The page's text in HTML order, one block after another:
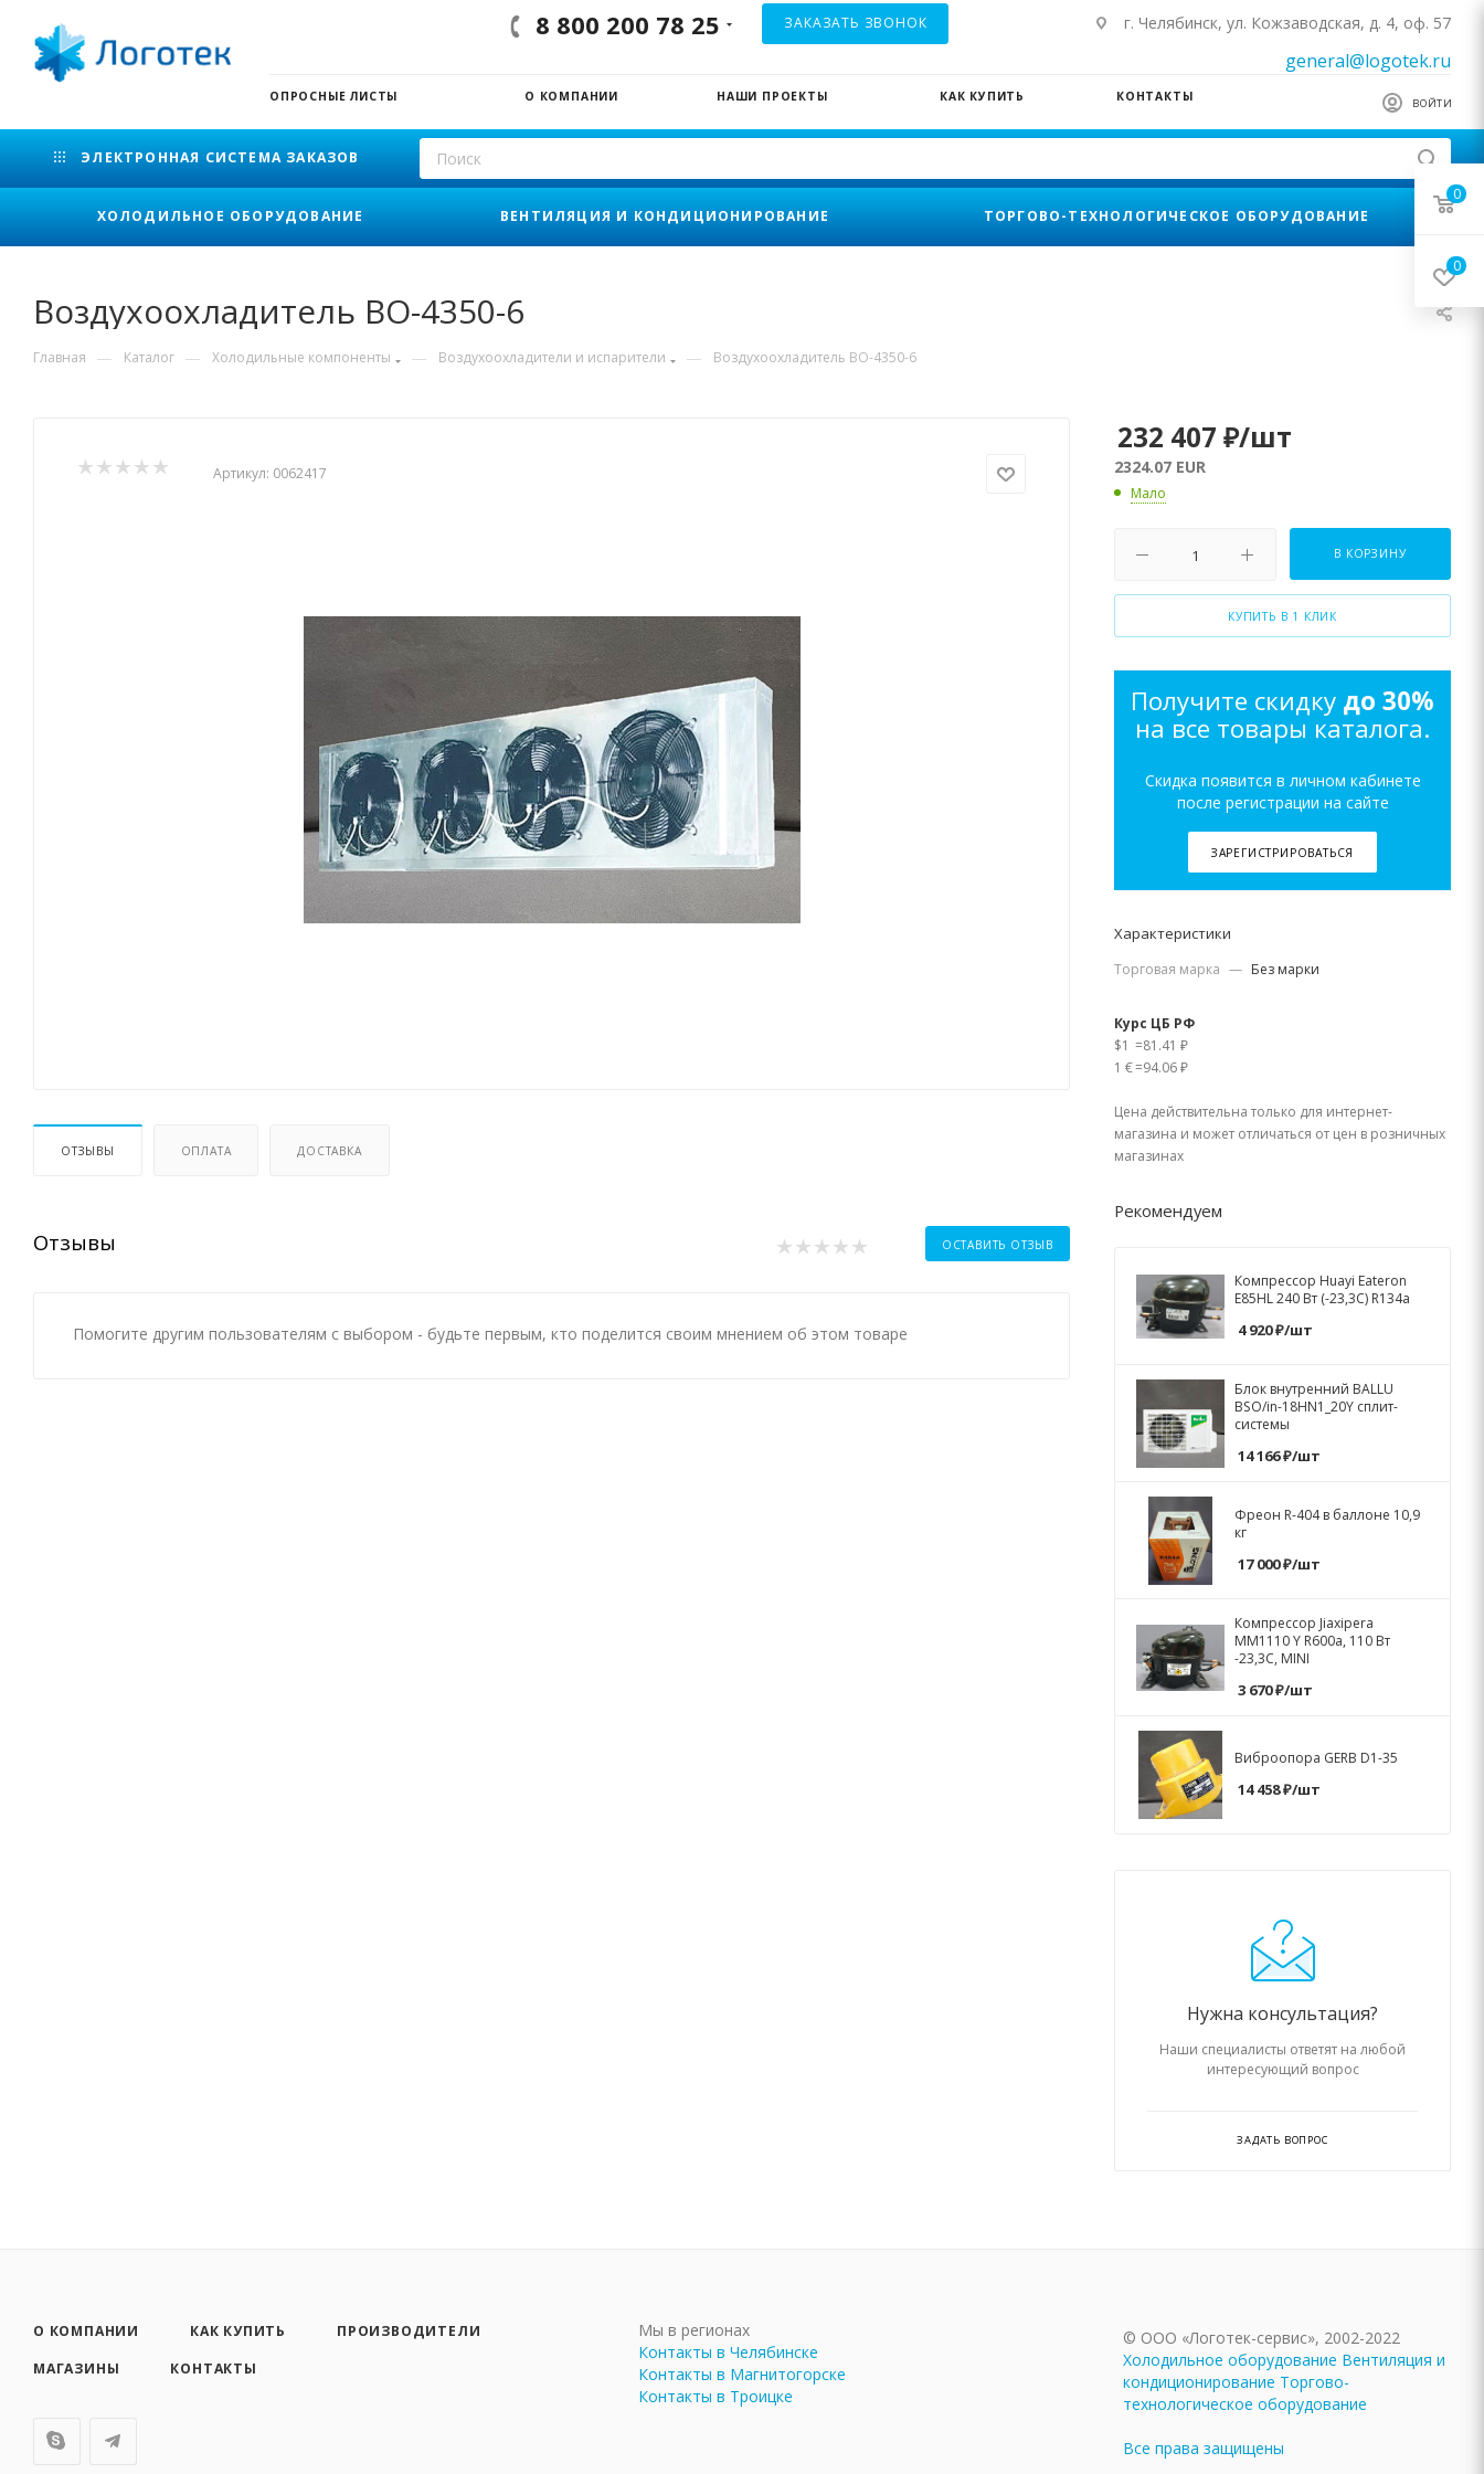
8 800 200 78 25 ЗАКАЗАТЬ ЗВОНОК г. Челябинск, ул. Кожзаводская, д. 4, оф. 57
general@logotek.ru
ВОЙТИ
ОПРОСНЫЕ ЛИСТЫ О КОМПАНИИ НАШИ ПРОЕКТЫ КАК КУПИТЬ КОНТАКТЫ
ЭЛЕКТРОННАЯ СИСТЕМА ЗАКАЗОВ
ХОЛОДИЛЬНОЕ ОБОРУДОВАНИЕ ВЕНТИЛЯЦИЯ И КОНДИЦИОНИРОВАНИЕ ТОРГОВО-ТЕХНОЛОГИЧЕСКОЕ ОБОРУДОВАНИЕ
Воздухоохладитель ВО-4350-6
Главная — Каталог — Холодильные компоненты — Воздухоохладители и испарители — Воздухоохладитель ВО-4350-6
Артикул: 0062417
ОТЗЫВЫ ОПЛАТА ДОСТАВКА
Отзывы ОСТАВИТЬ ОТЗЫВ
Помогите другим пользователям с выбором - будьте первым, кто поделится своим мнением об этом товаре
232 407 ₽/шт
2324.07 EUR
Мало
В КОРЗИНУ
КУПИТЬ В 1 КЛИК
Получите скидку до 30%
на все товары каталога.
Скидка появится в личном кабинете
после регистрации на сайте
ЗАРЕГИСТРИРОВАТЬСЯ
Характеристики
Торговая марка — Без марки
Курс ЦБ РФ
$1 =81.41 ₽
1 €=94.06 ₽
Цена действительна только для интернет-
магазина и может отличаться от цен в розничных
магазинах
Рекомендуем
Компрессор Huayi Eateron
E85HL 240 Вт (-23,3C) R134a
4 920₽/шт
Блок внутренний BALLU
BSO/in-18HN1_20Y сплит-
системы
14 166₽/шт
Фреон R-404 в баллоне 10,9
кг
17 000₽/шт
Компрессор Jiaxipera
MM1110 Y R600a, 110 Вт
-23,3С, MINI
3 670₽/шт
Виброопора GERB D1-35
14 458₽/шт
Нужна консультация?
Наши специалисты ответят на любой
интересующий вопрос
ЗАДАТЬ ВОПРОС
О КОМПАНИИ КАК КУПИТЬ
ПРОИЗВОДИТЕЛИ
МАГАЗИНЫ
КОНТАКТЫ
Мы в регионах
Контакты в Челябинске
Контакты в Магнитогорске
Контакты в Троицке
© ООО «Логотек-сервис», 2002-2022
Холодильное оборудование Вентиляция и
кондиционирование Торгово-
технологическое оборудование
Все права защищены
0
0